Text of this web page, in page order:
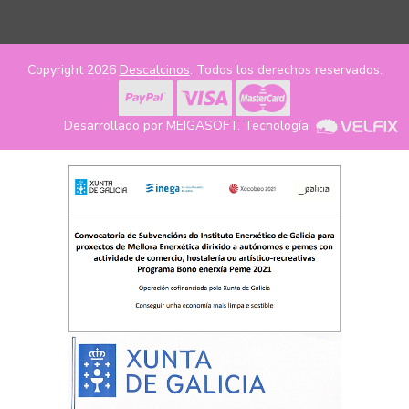
Copyright 2026 Descalcinos. Todos los derechos reservados.
Desarrollado por MEIGASOFT. Tecnología